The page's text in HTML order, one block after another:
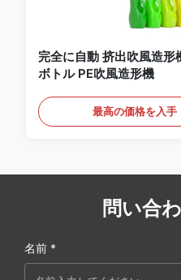
完全に自動 挤出吹風造形
ボトル PE吹風造形機
最高の価格を入手
問い合
名前 *